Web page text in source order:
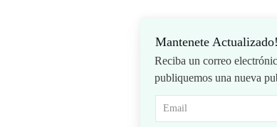
Mantenete Actualizado!
Reciba un correo
publiquemos una nueva